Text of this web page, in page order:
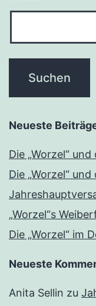
Neueste
Die „Worzel“
Die „Worzel“
„Worzel“s
Die „Worzel“ im
Neueste
Anita Sellin zu